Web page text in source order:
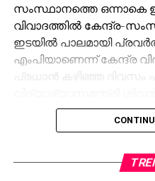
സംസ്ഥാനത്തെ ഒന്നാകെ
വിവാദത്തില്‍ കേന്ദ്ര-
ഇടയില്‍ പാലമായി
എംപിയാണെന്ന് കേന്ദ്ര
പ്രധാന്‍ കഴിഞ്ഞ ദിവസം
താന്‍ കേന്ദ്രമന്ത്രിയെ
ബ്രിട്ടാസ്
പ്രതിഷേധവുമായി